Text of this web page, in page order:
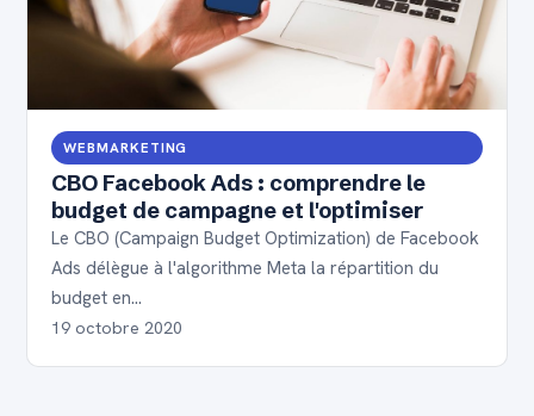
WEBMARKETING
CBO Facebook Ads : comprendre le
budget de campagne et l'optimiser
Le CBO (Campaign Budget Optimization) de Facebook
Ads délègue à l'algorithme Meta la répartition du
budget en…
19 octobre 2020